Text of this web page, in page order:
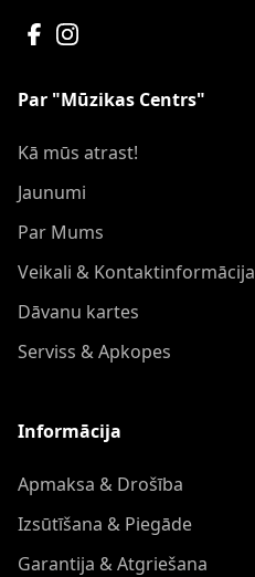
Par "Mūzikas Centrs"
Kā mūs atrast!
Jaunumi
Par Mums
Veikali & Kontaktinformācija
Dāvanu kartes
Serviss & Apkopes
Informācija
Apmaksa & Drošība
Izsūtīšana & Piegāde
Garantija & Atgriešana